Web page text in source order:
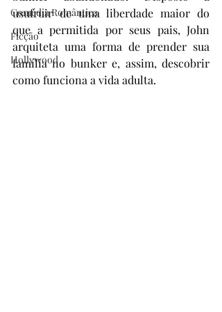
Comédia Romântica
Ficção
Hollywood
usufruir de uma liberdade maior do
que a permitida por seus pais, John
arquiteta uma forma de prender sua
família no bunker e, assim, descobrir
como funciona a vida adulta.